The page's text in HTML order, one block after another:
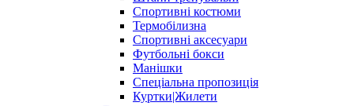
Спортивні костюми
Термобілизна
Спортивні аксесуари
Футбольні бокси
Манішки
Спеціальна пропозиція
Куртки|Жилети